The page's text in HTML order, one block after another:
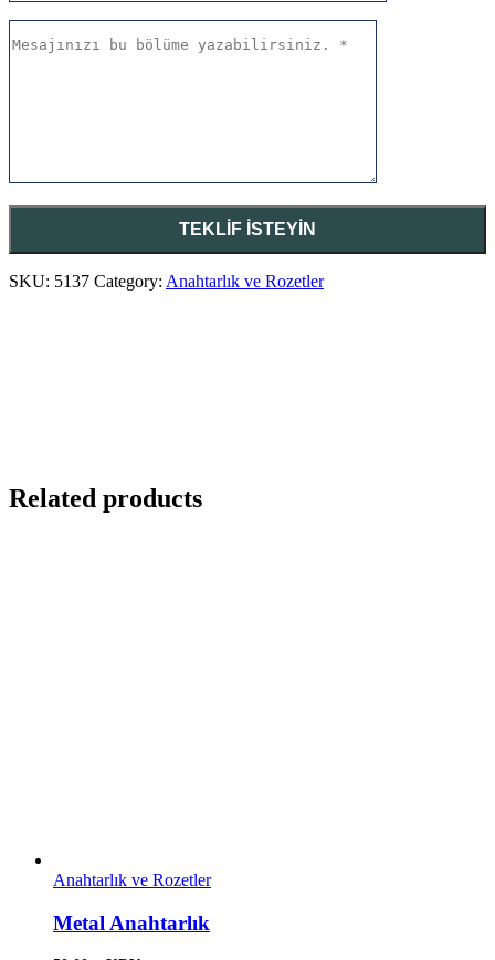
SKU: 5137 Category: Anahtarlık ve Rozetler
Related products
Anahtarlık ve Rozetler
Metal Anahtarlık